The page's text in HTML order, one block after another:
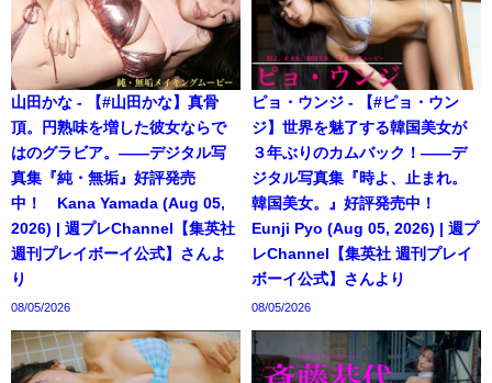
山田かな - 【#山田かな】真骨
頂。円熟味を増した彼女ならで
はのグラビア。――デジタル写
真集『純・無垢』好評発売
中！ Kana Yamada (Aug 05,
2026) | 週プレChannel【集英社
週刊プレイボーイ公式】さんよ
り
08/05/2026
ピョ・ウンジ - 【#ピョ・ウン
ジ】世界を魅了する韓国美女が
３年ぶりのカムバック！――デ
ジタル写真集『時よ、止まれ。
韓国美女。』好評発売中！
Eunji Pyo (Aug 05, 2026) | 週プ
レChannel【集英社 週刊プレイ
ボーイ公式】さんより
08/05/2026